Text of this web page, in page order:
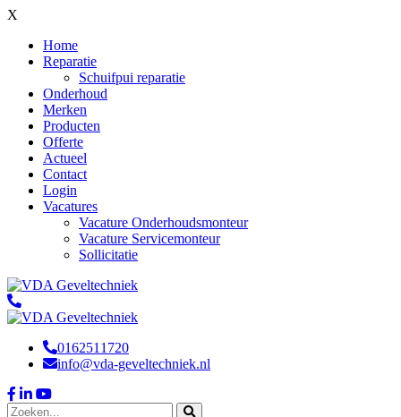
X
Home
Reparatie
Schuifpui reparatie
Onderhoud
Merken
Producten
Offerte
Actueel
Contact
Login
Vacatures
Vacature Onderhoudsmonteur
Vacature Servicemonteur
Sollicitatie
0162511720
info@vda-geveltechniek.nl